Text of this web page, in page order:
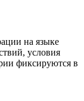
на языке
условия
фиксируются в